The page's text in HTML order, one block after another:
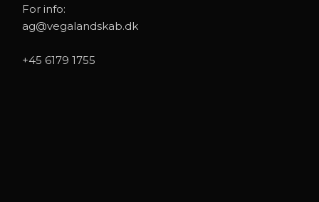
For info:
ag@vegalandskab.dk
+45 6179 1755